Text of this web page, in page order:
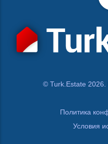
© Turk.Estate
Политика
Условия